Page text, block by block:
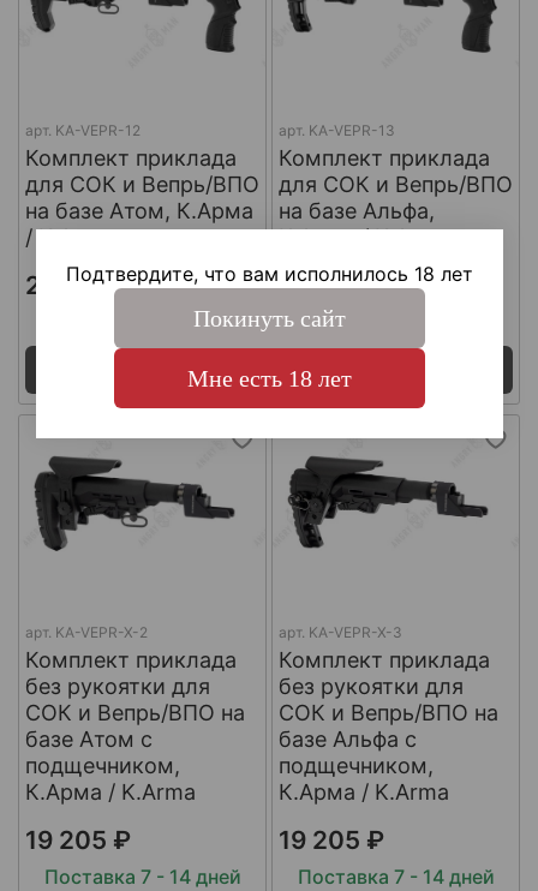
арт. KA-VEPR-12
Комплект приклада
для СОК и Вепрь/ВПО
на базе Атом, К.Арма
/ K.Arma
21 765 ₽
Поставка 7 - 14 дней
арт. KA-VEPR-13
Комплект приклада
для СОК и Вепрь/ВПО
на базе Альфа,
К.Арма / K.Arma
21 765 ₽
Поставка 7 - 14 дней
арт. KA-VEPR-X-2
Комплект приклада
без рукоятки для
СОК и Вепрь/ВПО на
базе Атом с
подщечником,
К.Арма / K.Arma
19 205 ₽
Поставка 7 - 14 дней
арт. KA-VEPR-X-3
Комплект приклада
без рукоятки для
СОК и Вепрь/ВПО на
базе Альфа с
подщечником,
К.Арма / K.Arma
19 205 ₽
Поставка 7 - 14 дней
Подтвердите, что вам исполнилось 18 лет
Покинуть сайт
Мне есть 18 лет